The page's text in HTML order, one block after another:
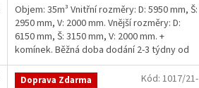
Objem: 35m³ Vnitřní rozměry: D: 5950 mm, Š:
2950 mm, V: 2000 mm. Vnější rozměry: D:
6150 mm, Š: 3150 mm, V: 2000 mm. +
komínek. Běžná doba dodání 2-3 týdny od
objednávky....
Doprava Zdarma Kód: 1017/21-